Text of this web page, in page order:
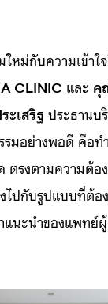
หม่กับความเข้าใจ
CLINIC และ คุ
ะเสริฐ ประธานบ
รมอย่างพอดี คือ
ตรงตามความต้อ
ปกับรูปแบบที่ต้อ
แนะนำของแพทย์